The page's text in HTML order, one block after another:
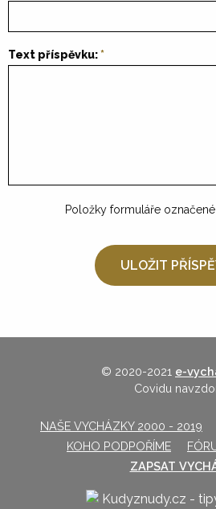
Text příspěvku:
Položky formuláře označené
© 2020-2021 e-
Covidu
NAŠE VYCHÁZKY 2000 - 2019
KOHO PODPOŘÍME
ZAPSAT